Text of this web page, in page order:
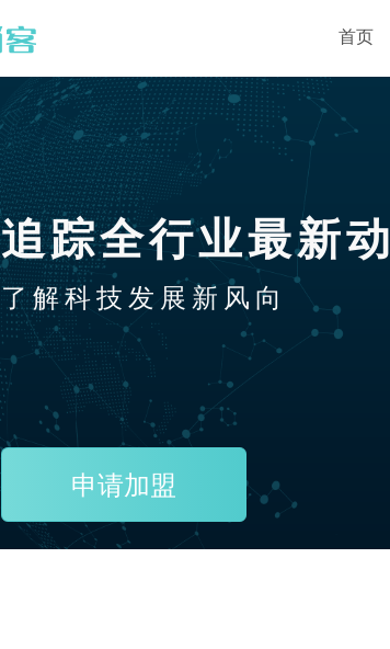
首页
追踪全行业最新
了解科技发展新风向
申请加盟